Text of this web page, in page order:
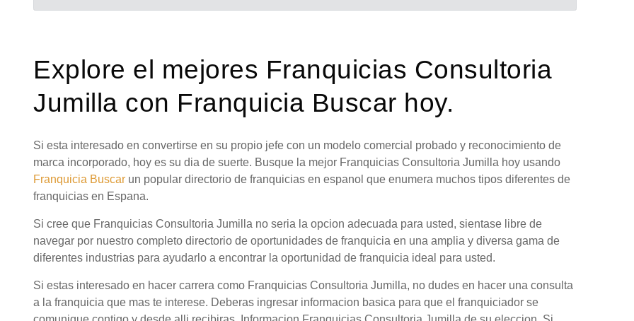
Explore el mejores Franquicias Consultoria
Jumilla con Franquicia Buscar hoy.
Si esta interesado en convertirse en su propio jefe con un modelo comercial probado y reconocimiento de
marca incorporado, hoy es su dia de suerte. Busque la mejor Franquicias Consultoria Jumilla hoy usando
Franquicia Buscar un popular directorio de franquicias en espanol que enumera muchos tipos diferentes de
franquicias en Espana.
Si cree que Franquicias Consultoria Jumilla no seria la opcion adecuada para usted, sientase libre de
navegar por nuestro completo directorio de oportunidades de franquicia en una amplia y diversa gama de
diferentes industrias para ayudarlo a encontrar la oportunidad de franquicia ideal para usted.
Si estas interesado en hacer carrera como Franquicias Consultoria Jumilla, no dudes en hacer una consulta
a la franquicia que mas te interese. Deberas ingresar informacion basica para que el franquiciador se